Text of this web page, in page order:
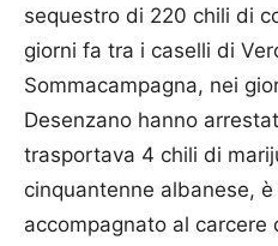
sequestro di 220 chili di
giorni fa tra i caselli di
Sommacampagna, nei
Desenzano hanno
trasportava 4 chili di
cinquantenne albanese,
accompagnato al carcere